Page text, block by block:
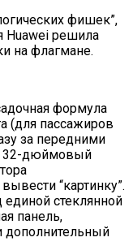
фишек”,
Huawei решила
на флагмане.
формула
(для пассажиров
за передними
32-дюймовый
“картинку”.
стеклянной
панель,
дополнительный